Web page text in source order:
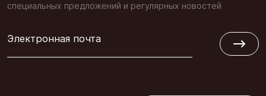
специальных предложений и регулярных новостей
Электронная почта